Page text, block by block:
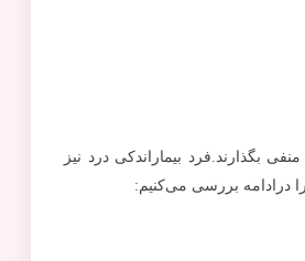
بگذارند.فرد بیماراندکی درد نیز
درادامه بررسی می‌کنیم: